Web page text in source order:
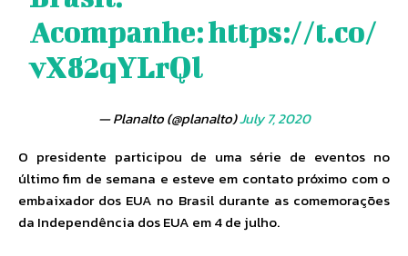
Acompanhe:https://t.co/
vX82qYLrQl
— Planalto (@planalto)July 7, 2020
​O presidente participou de uma série de eventos no
último fim de semana e esteve em contato próximo com o
embaixador dos EUA no Brasil durante as comemorações
da Independência dos EUA em 4 de julho.